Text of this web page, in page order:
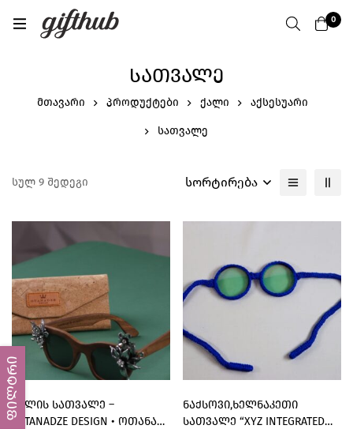
0
ᲡᲐᲗᲕᲐᲚᲔ
მთავარი პროდუქტები ქალი აქსესუარი
სათვალე
ფილტრი
სულ 9 შედეგი სორტირება
ᲥᲐᲚᲘᲡ ᲡᲐᲗᲕᲐᲚᲔ –
“OTANADZE DESIGN • ᲝᲗᲐᲜᲐᲫᲔ
ᲜᲐᲥᲡᲝᲕᲘ,ᲮᲔᲚᲜᲐᲙᲔᲗᲘ
ᲡᲐᲗᲕᲐᲚᲔ “XYZ INTEGRATED